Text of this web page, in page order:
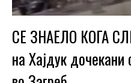
СЕ ЗНАЕЛО КОГА
на Хајдук